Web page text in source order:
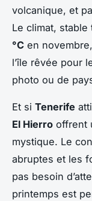
volcanique, et
Le climat, stable
°C en
l’île rêvée pour
photo ou de
Et si Tenerife
El Hierro offrent
mystique. Le
abruptes et les
pas besoin
printemps est